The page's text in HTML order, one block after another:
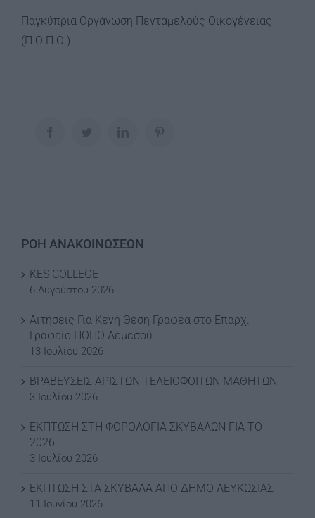
Παγκύπρια Οργάνωση Πενταμελούς Οικογένειας
(Π.Ο.Π.Ο.)
ΡΟΗ ΑΝΑΚΟΙΝΩΣΕΩΝ
KES COLLEGE
6 Αυγούστου 2026
Αιτήσεις Για Κενή Θέση Γραφέα στο Επαρχ.
Γραφείο ΠΟΠΟ Λεμεσού
13 Ιουλίου 2026
ΒΡΑΒΕΥΣΕΙΣ ΑΡΙΣΤΩΝ ΤΕΛΕΙΟΦΟΙΤΩΝ ΜΑΘΗΤΩΝ
3 Ιουλίου 2026
ΕΚΠΤΩΣΗ ΣΤΗ ΦΟΡΟΛΟΓΙΑ ΣΚΥΒΑΛΩΝ ΓΙΑ ΤΟ
2026
3 Ιουλίου 2026
ΕΚΠΤΩΣΗ ΣΤΑ ΣΚΥΒΑΛΑ ΑΠΟ ΔΗΜΟ ΛΕΥΚΩΣΙΑΣ
11 Ιουνίου 2026